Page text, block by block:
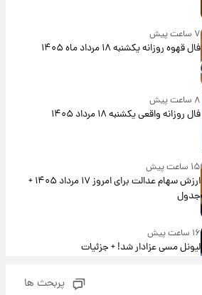
۷ ساعت پیش
فال قهوه روزانه یکشنبه ۱۸ مرداد ماه ۱۴۰۵
۸ ساعت پیش
فال روزانه واقعی یکشنبه ۱۸ مرداد ۱۴۰۵
۱۵ ساعت پیش
ارزش سهام عدالت برای امروز ۱۷ مرداد ۱۴۰۵ +
جدول
۱۶ ساعت پیش
لیونل مسی عزادار شد! + جزئیات
پربحث ها